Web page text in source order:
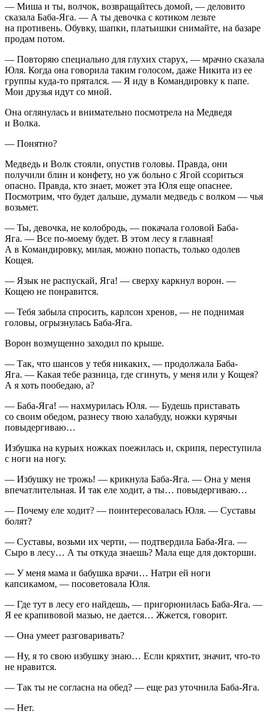
— Миша и ты, волчок, возвращайтесь домой, — деловито
сказала Баба-Яга. — А ты девочка с котиком лезьте
на противень. Обувку, шапки, платьишки снимайте, на базаре
продам потом.
— Повторяю специально для глухих старух, — мрачно сказала
Юля. Когда она говорила таким голосом, даже Никита из ее
группы куда-то прятался. — Я иду в Командировку к папе.
Мои друзья идут со мной.
Она оглянулась и внимательно посмотрела на Медведя
и Волка.
— Понятно?
Медведь и Волк стояли, опустив головы. Правда, они
получили блин и конфету, но уж больно с Ягой ссориться
опасно. Правда, кто знает, может эта Юля еще опаснее.
Посмотрим, что будет дальше, думали медведь с волком — чья
возьмет.
— Ты, девочка, не колобродь, — покачала головой Баба-
Яга. — Все по-моему будет. В этом лесу я главная!
А в Командировку, милая, можно попасть, только одолев
Кощея.
— Язык не распускай, Яга! — сверху каркнул ворон. —
Кощею не понравится.
— Тебя забыла спросить, карлсон хренов, — не поднимая
головы, огрызнулась Баба-Яга.
Ворон возмущенно заходил по крыше.
— Так, что шансов у тебя никаких, — продолжала Баба-
Яга. — Какая тебе разница, где сгинуть, у меня или у Кощея?
А я хоть пообедаю, а?
— Баба-Яга! — нахмурилась Юля. — Будешь приставать
со своим обедом, разнесу твою халабуду, ножки курячьи
повыдергиваю…
Избушка на курьих ножках поежилась и, скрипя, переступила
с ноги на ногу.
— Избушку не трожь! — крикнула Баба-Яга. — Она у меня
впечатлительная. И так еле ходит, а ты… повыдергиваю…
— Почему еле ходит? — поинтересовалась Юля. — Суставы
болят?
— Суставы, возьми их черти, — подтвердила Баба-Яга. —
Сыро в лесу… А ты откуда знаешь? Мала еще для докторши.
— У меня мама и бабушка врачи… Натри ей ноги
капсикамом, — посоветовала Юля.
— Где тут в лесу его найдешь, — пригорюнилась Баба-Яга. —
Я ее крапивовой мазью, не дается… Жжется, говорит.
— Она умеет разговаривать?
— Ну, я то свою избушку знаю… Если кряхтит, значит, что-то
не нравится.
— Так ты не согласна на обед? — еще раз уточнила Баба-Яга.
— Нет.